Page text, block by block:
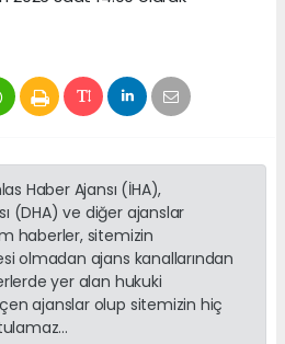
Haber Ajansı (İHA),
(DHA) ve diğer ajanslar
haberler, sitemizin
olmadan ajans kanallarından
yer alan hukuki
ajanslar olup sitemizin hiç